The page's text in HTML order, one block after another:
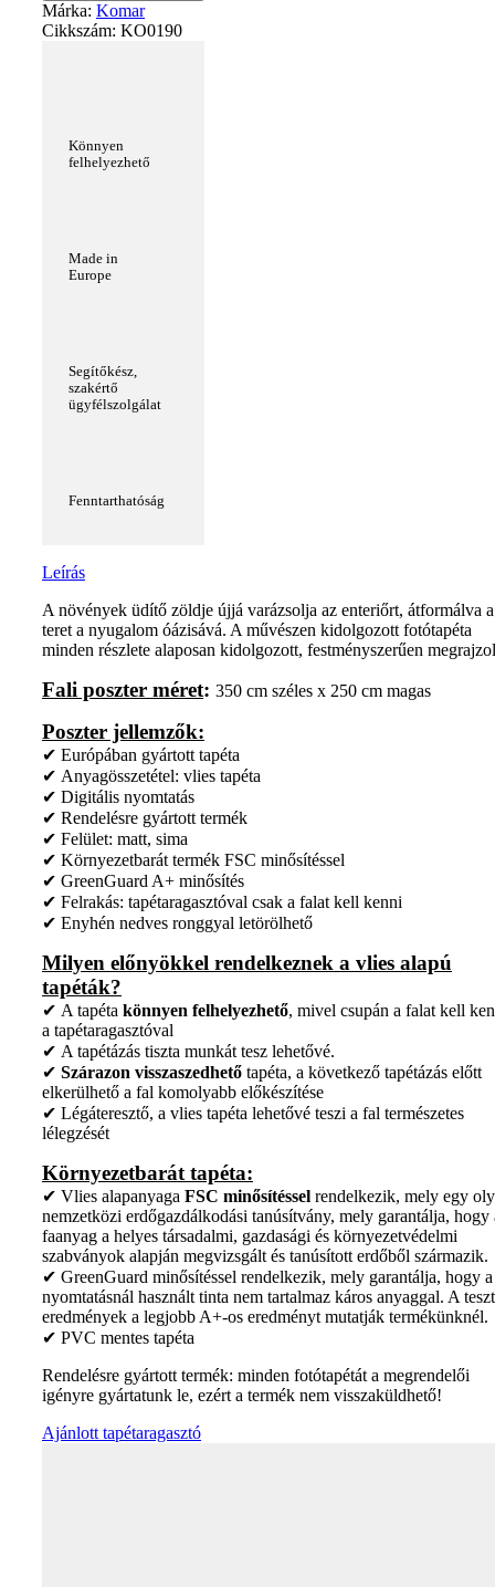
Márka: Komar
Cikkszám: KO0190
Könnyen
felhelyezhető
Made in
Europe
Segítőkész,
szakértő
ügyfélszolgálat
Fenntarthatóság
Leírás
A növények üdítő zöldje újjá varázsolja az enteriőrt, átformálva a
teret a nyugalom óázisává. A művészen kidolgozott fotótapéta
minden részlete alaposan kidolgozott, festményszerűen
Fali poszter méret: 350 cm széles x 250 cm magas
Poszter jellemzők:
✔ Európában gyártott tapéta
✔ Anyagösszetétel: vlies tapéta
✔ Digitális nyomtatás
✔ Rendelésre gyártott termék
✔ Felület: matt, sima
✔ Környezetbarát termék FSC minősítéssel
✔ GreenGuard A+ minősítés
✔ Felrakás: tapétaragasztóval csak a falat kell kenni
✔ Enyhén nedves ronggyal letörölhető
Milyen előnyökkel rendelkeznek a vlies alapú
tapéták?
✔ A tapéta könnyen felhelyezhető, mivel csupán a falat kell
a tapétaragasztóval
✔ A tapétázás tiszta munkát tesz lehetővé.
✔ Szárazon visszaszedhető tapéta, a következő tapétázás előtt
elkerülhető a fal komolyabb előkészítése
✔ Légáteresztő, a vlies tapéta lehetővé teszi a fal természetes
lélegzését
Környezetbarát tapéta:
✔ Vlies alapanyaga FSC minősítéssel rendelkezik, mely egy
nemzetközi erdőgazdálkodási tanúsítvány, mely garantálja, hogy
faanyag a helyes társadalmi, gazdasági és környezetvédelmi
szabványok alapján megvizsgált és tanúsított erdőből származik.
✔ GreenGuard minősítéssel rendelkezik, mely garantálja, hogy a
nyomtatásnál használt tinta nem tartalmaz káros anyaggal. A teszt
eredmények a legjobb A+-os eredményt mutatják termékünknél.
✔ PVC mentes tapéta
Rendelésre gyártott termék: minden fotótapétát a megrendelői
igényre gyártatunk le, ezért a termék nem visszaküldhető!
Ajánlott tapétaragasztó